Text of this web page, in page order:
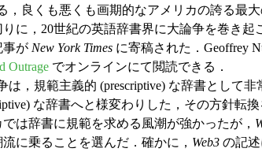
，良くも悪くも画期的なアメリカの誇る最
に，20世紀の英語辞書界に大論争を巻き起
事が New York Times に寄稿された．Geoffrey
Outrage でオンラインにて閲読できる．
は，規範主義的 (prescriptive) な辞書として
な辞書へと様変わりした，その方針転
は辞書に規範を求める風潮が強かったが，
に乗ることを選んだ．確かに， Web3 の記